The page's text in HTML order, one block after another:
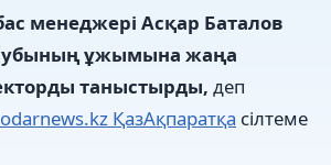
менеджері Асқар Баталов
ұжымына жаңа
таныстырды, деп
ҚазАқпаратқа сілтеме